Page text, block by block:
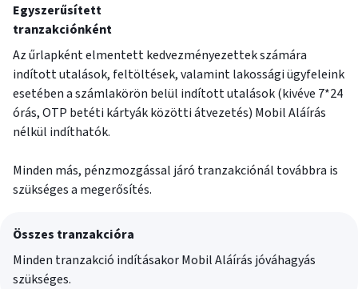
Egyszerűsített
tranzakciónként
Az űrlapként elmentett kedvezményezettek számára
indított utalások, feltöltések, valamint lakossági ügyfeleink
esetében a számlakörön belül indított utalások (kivéve 7*24
órás, OTP betéti kártyák közötti átvezetés) Mobil Aláírás
nélkül indíthatók.
Minden más, pénzmozgással járó tranzakciónál továbbra is
szükséges a megerősítés.
Összes tranzakcióra
Minden tranzakció indításakor Mobil Aláírás jóváhagyás
szükséges.